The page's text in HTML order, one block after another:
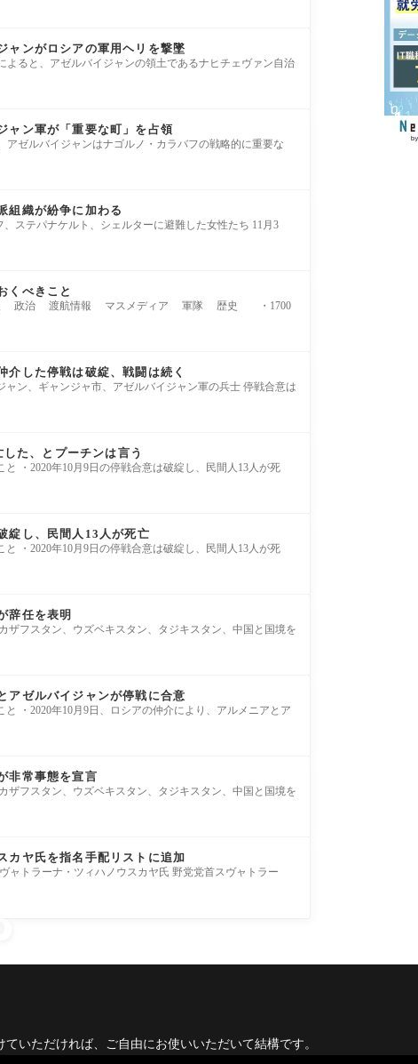
ャンがロシアの軍用ヘリを撃墜
よると、アゼルバイジャンの領土であるナヒチェヴァン自治
ャン軍が「重要な町」を占領
ゼルバイジャンはナゴルノ・カラバフの戦略的に重要な
組織が紛争に加わる
ステパナケルト、シェルターに避難した女性たち 11月3
くべきこと
報 政治 渡航情報 マスメディア 軍隊 歴史 ・1700
介した停戦は破綻、戦闘は続く
ン、ギャンジャ市、アゼルバイジャン軍の兵士 停戦合意は
た、とプーチンは言う
・2020年10月9日の停戦合意は破綻し、民間人13人が死
綻し、民間人13人が死亡
・2020年10月9日の停戦合意は破綻し、民間人13人が死
辞任を表明
ザフスタン、ウズベキスタン、タジキスタン、中国と国境を
アゼルバイジャンが停戦に合意
・2020年10月9日、ロシアの仲介により、アルメニアとア
非常事態を宣言
ザフスタン、ウズベキスタン、タジキスタン、中国と国境を
カヤ氏を指名手配リストに追加
ャトラーナ・ツィハノウスカヤ氏 野党党首スヴャトラー
いただければ、ご自由にお使いいただいて結構です。